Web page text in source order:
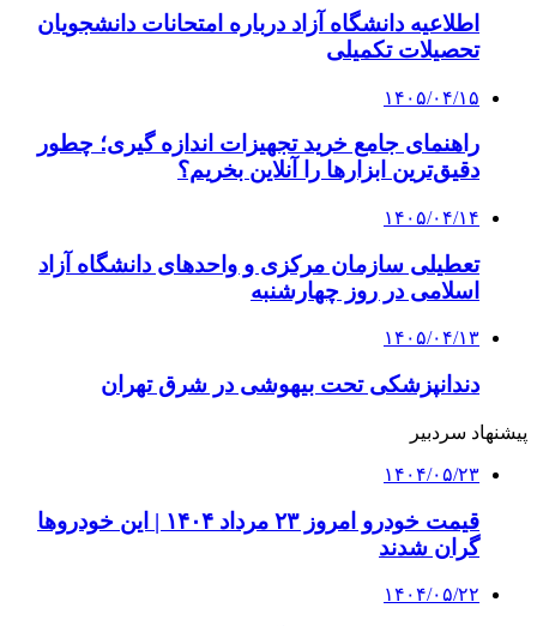
اطلاعیه دانشگاه آزاد درباره امتحانات دانشجویان
تحصیلات تکمیلی
۱۴۰۵/۰۴/۱۵
راهنمای جامع خرید تجهیزات اندازه گیری؛ چطور
دقیق‌ترین ابزارها را آنلاین بخریم؟
۱۴۰۵/۰۴/۱۴
تعطیلی سازمان مرکزی و واحدهای دانشگاه آزاد
اسلامی در روز چهارشنبه
۱۴۰۵/۰۴/۱۳
دندانپزشکی تحت بیهوشی در شرق تهران
پیشنهاد سردبیر
۱۴۰۴/۰۵/۲۳
قیمت خودرو امروز ۲۳ مرداد ۱۴۰۴ | این خودروها
گران شدند
۱۴۰۴/۰۵/۲۲